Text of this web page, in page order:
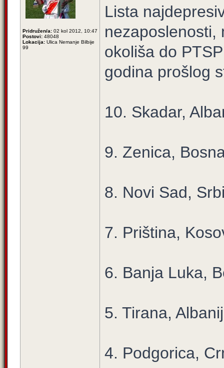
Pridružen/a: 02 kol 2012, 10:47
Postovi: 48048
Lokacija: Ulica Nemanje Bilbije
99
Lista
nezaposlenosti,
okoliša do
godina prošlog
10. Skadar,
9. Zenica,
8. Novi Sad,
7. Priština,
6. Banja Luka,
5. Tirana,
4. Podgorica,